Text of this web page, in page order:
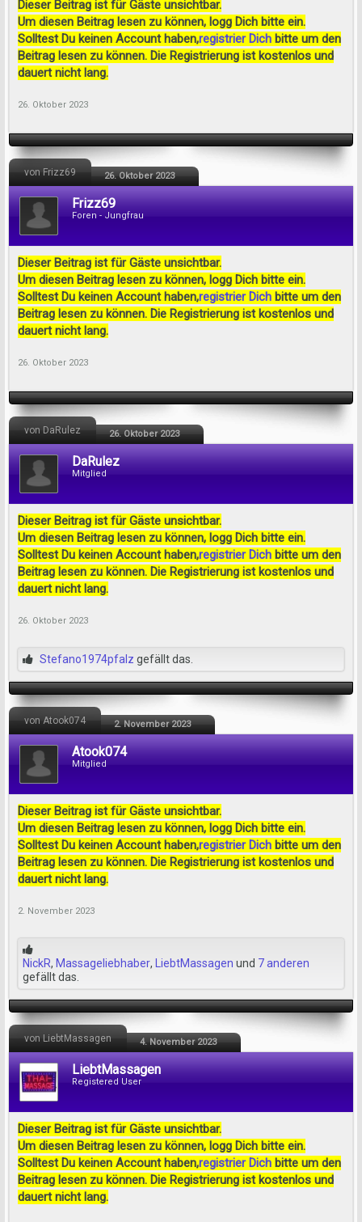
Dieser Beitrag ist für Gäste unsichtbar.
Um diesen Beitrag lesen zu können, logg Dich bitte ein.
Solltest Du keinen Account haben,registrier Dich bitte um den
Beitrag lesen zu können. Die Registrierung ist kostenlos und
dauert nicht lang.
26. Oktober 2023
von Frizz69 26. Oktober 2023
Frizz69
Foren - Jungfrau
Dieser Beitrag ist für Gäste unsichtbar.
Um diesen Beitrag lesen zu können, logg Dich bitte ein.
Solltest Du keinen Account haben,registrier Dich bitte um den
Beitrag lesen zu können. Die Registrierung ist kostenlos und
dauert nicht lang.
26. Oktober 2023
von DaRulez 26. Oktober 2023
DaRulez
Mitglied
Dieser Beitrag ist für Gäste unsichtbar.
Um diesen Beitrag lesen zu können, logg Dich bitte ein.
Solltest Du keinen Account haben,registrier Dich bitte um den
Beitrag lesen zu können. Die Registrierung ist kostenlos und
dauert nicht lang.
26. Oktober 2023
Stefano1974pfalz gefällt das.
von Atook074 2. November 2023
Atook074
Mitglied
Dieser Beitrag ist für Gäste unsichtbar.
Um diesen Beitrag lesen zu können, logg Dich bitte ein.
Solltest Du keinen Account haben,registrier Dich bitte um den
Beitrag lesen zu können. Die Registrierung ist kostenlos und
dauert nicht lang.
2. November 2023
NickR, Massageliebhaber, LiebtMassagen und 7 anderen
gefällt das.
von LiebtMassagen 4. November 2023
LiebtMassagen
Registered User
Dieser Beitrag ist für Gäste unsichtbar.
Um diesen Beitrag lesen zu können, logg Dich bitte ein.
Solltest Du keinen Account haben,registrier Dich bitte um den
Beitrag lesen zu können. Die Registrierung ist kostenlos und
dauert nicht lang.